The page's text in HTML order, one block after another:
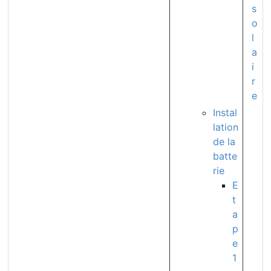
s
o
l
a
i
r
e
Instal
lation
de la
batte
rie
E
t
a
p
e
1